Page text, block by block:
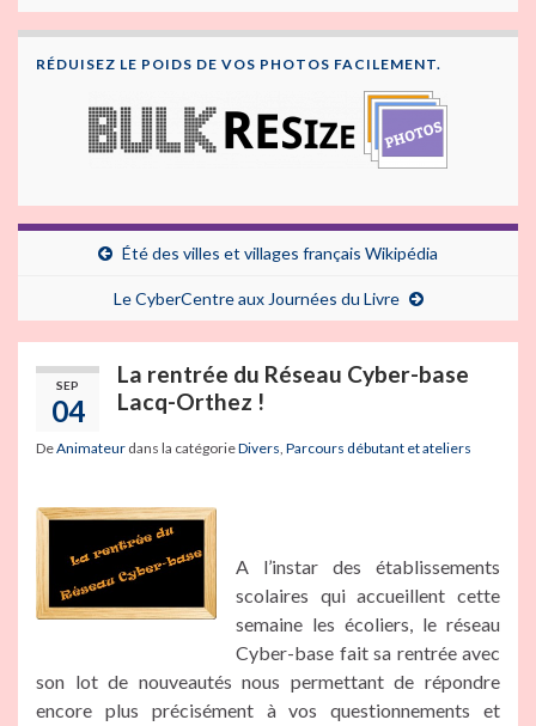
RÉDUISEZ LE POIDS DE VOS PHOTOS FACILEMENT.
Été des villes et villages français Wikipédia
Le CyberCentre aux Journées du Livre
SEP
04
La rentrée du Réseau Cyber-base
Lacq-Orthez !
DeAnimateur dans la catégorieDivers, Parcours débutant et ateliers
A l’instar des établissements
scolaires qui accueillent cette
semaine les écoliers, le réseau
Cyber-base fait sa rentrée avec
son lot de nouveautés nous permettant de répondre
encore plus précisément à vos questionnements et